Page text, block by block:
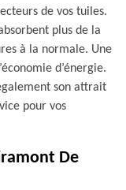
de vos tuiles.
plus de la
à la normale. Une
d’énergie.
son attrait
pour vos
De